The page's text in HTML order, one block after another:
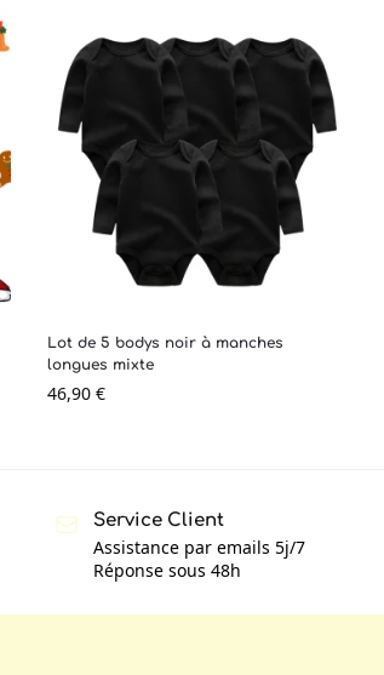
Lot de 5 bodys noir à manches
longues mixte
46,90€
Service Client
Assistance par emails 5j/7
Réponse sous 48h